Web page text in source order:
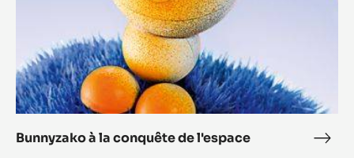
Bunnyzako à la conquête de l'espace